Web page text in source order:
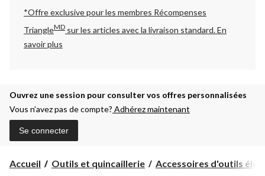
*Offre exclusive pour les membres Récompenses
TriangleMD sur les articles avec la livraison standard.En
savoir plus
Ouvrez une session pour consulter vos offres personnalisées
Vous n’avez pas de compte? Adhérez maintenant
Se connecter
Accueil Outils et quincaillerie Accessoires d'outils